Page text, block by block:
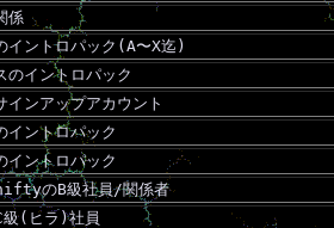
係
イントロパック(A〜X迄)
のイントロパック
インアップアカウント
イントロパック
イントロパック
のB級社員/関係者
級(ヒラ)社員